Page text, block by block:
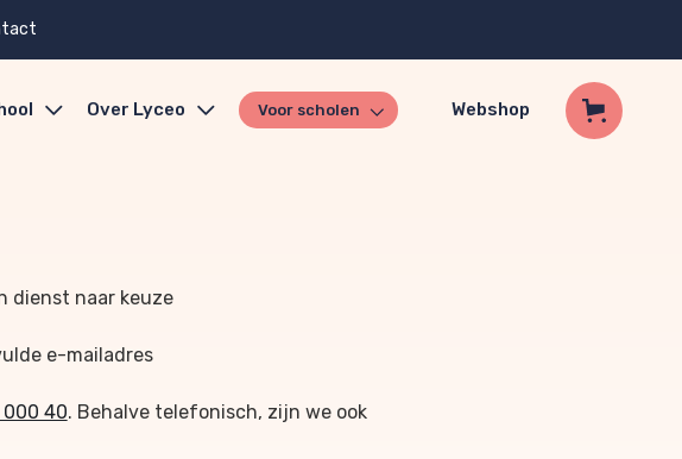
Over Lyceo Voor scholen Webshop
dienst naar keuze
e-mailadres
000 40. Behalve telefonisch, zijn we ook